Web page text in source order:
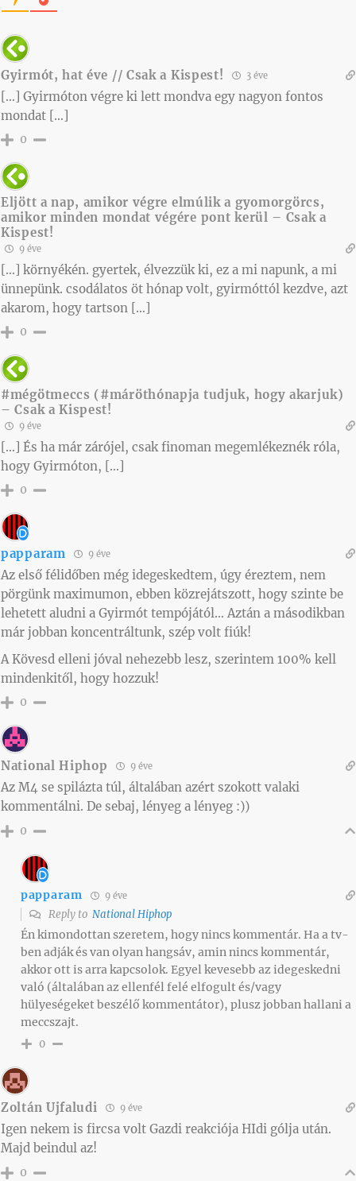
Gyirmót, hat éve // Csak a Kispest! 3 éve
[…] Gyirmóton végre ki lett mondva egy nagyon fontos
mondat […]
0
Eljött a nap, amikor végre elmúlik a gyomorgörcs,
amikor minden mondat végére pont kerül – Csak a
Kispest!
9 éve
[…] környékén. gyertek, élvezzük ki, ez a mi napunk, a mi
ünnepünk. csodálatos öt hónap volt, gyirmóttól kezdve, azt
akarom, hogy tartson […]
0
#mégötmeccs (#máröthónapja tudjuk, hogy akarjuk)
– Csak a Kispest!
9 éve
[…] És ha már zárójel, csak finoman megemlékeznék róla,
hogy Gyirmóton, […]
0
papparam 9 éve
Az első félidőben még idegeskedtem, úgy éreztem, nem
pörgünk maximumon, ebben közrejátszott, hogy szinte be
lehetett aludni a Gyirmót tempójától… Aztán a másodikban
már jobban koncentráltunk, szép volt fiúk!
A Kövesd elleni jóval nehezebb lesz, szerintem 100% kell
mindenkitől, hogy hozzuk!
0
National Hiphop 9 éve
Az M4 se spilázta túl, általában azért szokott valaki
kommentálni. De sebaj, lényeg a lényeg :))
0
papparam 9 éve
Reply to National Hiphop
Én kimondottan szeretem, hogy nincs kommentár. Ha a tv-
ben adják és van olyan hangsáv, amin nincs kommentár,
akkor ott is arra kapcsolok. Egyel kevesebb az idegeskedni
való (általában az ellenfél felé elfogult és/vagy
hülyeségeket beszélő kommentátor), plusz jobban hallani a
meccszajt.
0
Zoltán Ujfaludi 9 éve
Igen nekem is fircsa volt Gazdi reakciója HIdi gólja után.
Majd beindul az!
0